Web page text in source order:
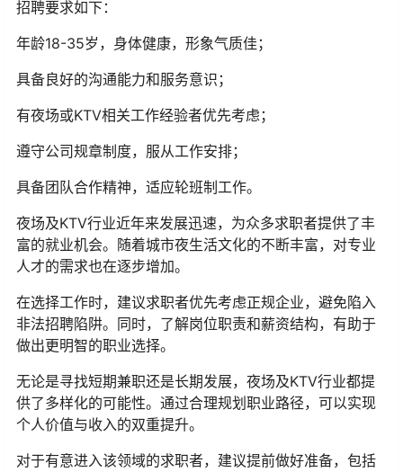
招聘要求如下：
年龄18-35岁，身体健康，形象气质佳；
具备良好的沟通能力和服务意识；
有夜场或KTV相关工作经验者优先考虑；
遵守公司规章制度，服从工作安排；
具备团队合作精神，适应轮班制工作。
夜场及KTV行业近年来发展迅速，为众多求职者提供了丰
富的就业机会。随着城市夜生活文化的不断丰富，对专业
人才的需求也在逐步增加。
在选择工作时，建议求职者优先考虑正规企业，避免陷入
非法招聘陷阱。同时，了解岗位职责和薪资结构，有助于
做出更明智的职业选择。
无论是寻找短期兼职还是长期发展，夜场及KTV行业都提
供了多样化的可能性。通过合理规划职业路径，可以实现
个人价值与收入的双重提升。
对于有意进入该领域的求职者，建议提前做好准备，包括